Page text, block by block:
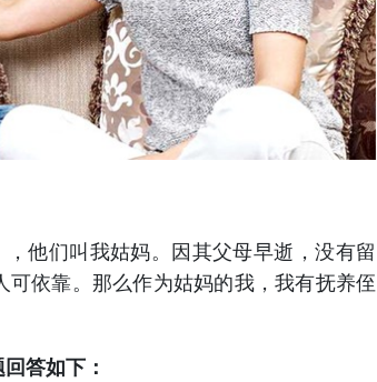
他们叫我姑妈。因其父母早逝，没有留
依靠。那么作为姑妈的我，我有抚养侄
答如下：